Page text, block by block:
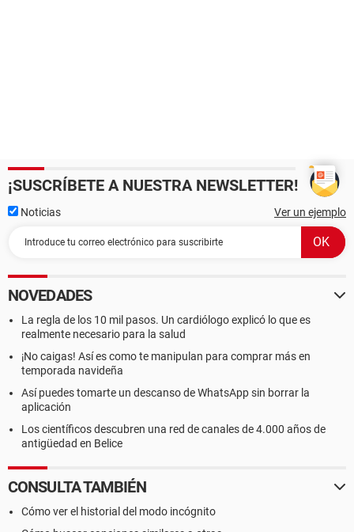
¡SUSCRÍBETE A NUESTRA NEWSLETTER!
Noticias Ver un ejemplo
NOVEDADES
La regla de los 10 mil pasos. Un cardiólogo explicó lo que es
realmente necesario para la salud
¡No caigas! Así es como te manipulan para comprar más en
temporada navideña
Así puedes tomarte un descanso de WhatsApp sin borrar la
aplicación
Los científicos descubren una red de canales de 4.000 años de
antigüedad en Belice
CONSULTA TAMBIÉN
Cómo ver el historial del modo incógnito